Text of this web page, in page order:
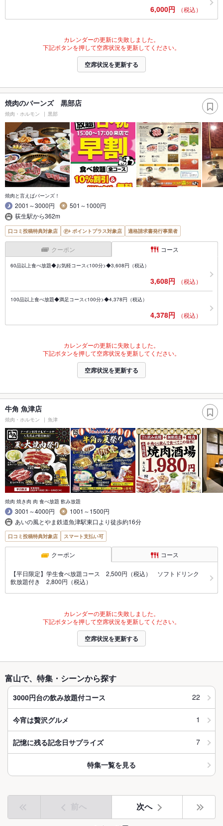
6,000円 （税込）
カレンダーの更新に失敗しました。
下記ボタンを押して空席状況を更新してください。
空席状況を更新する
焼肉のバーンズ 黒部店
焼肉・ホルモン 黒部
焼肉と言えばバーンズ！
2001～3000円
501～1000円
荻生駅から362m
口コミ投稿特典対象店 ポイントプラス対象店 適格請求書発行事業者
クーポン コース
60品以上食べ放題◆お気軽コース<100分>◆3,608円（税込）
3,608円 （税込）
100品以上食べ放題◆満足コース<100分>◆4,378円（税込）
4,378円 （税込）
カレンダーの更新に失敗しました。
下記ボタンを押して空席状況を更新してください。
空席状況を更新する
牛角 魚津店
焼肉・ホルモン 魚津
焼肉 焼き肉 肉 食べ放題 飲み放題
3001～4000円
1001～1500円
あいの風とやま鉄道魚津駅東口より徒歩約16分
口コミ投稿特典対象店 スマート支払い可
クーポン コース
【平日限定】学生食べ放題コース 2,500円（税込） ソフトドリンク
飲放題付き 2,800円（税込）
カレンダーの更新に失敗しました。
下記ボタンを押して空席状況を更新してください。
空席状況を更新する
富山で、特集・シーンから探す
3000円台の飲み放題付コース 22
今宵は贅沢グルメ 1
記憶に残る記念日サプライズ 7
特集一覧を見る
前へ 次へ